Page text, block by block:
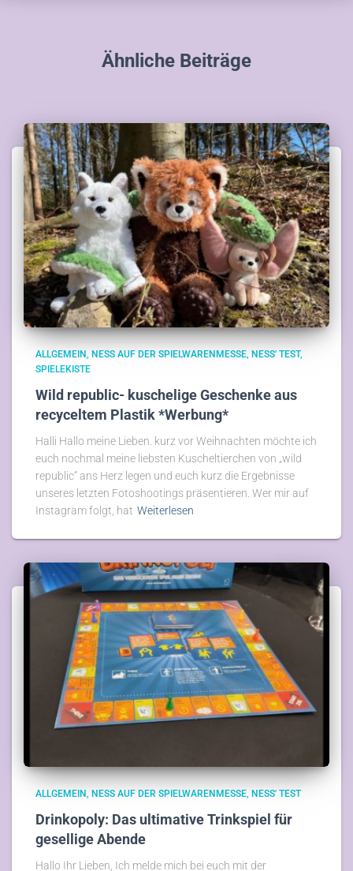
Ähnliche Beiträge
ALLGEMEIN NESS AUF DER SPIELWARENMESSE NESS' TEST
SPIELEKISTE
Wild republic- kuschelige Geschenke aus
recyceltem Plastik *Werbung*
Halli Hallo meine Lieben. kurz vor Weihnachten möchte ich
euch nochmal meine liebsten Kuscheltierchen von „wild
republic“ ans Herz legen und euch kurz die Ergebnisse
unseres letzten Fotoshootings präsentieren. Wer mir auf
Instagram folgt, hat Weiterlesen
ALLGEMEIN NESS AUF DER SPIELWARENMESSE NESS' TEST
Drinkopoly: Das ultimative Trinkspiel für
gesellige Abende
Hallo Ihr Lieben, Ich melde mich bei euch mit der